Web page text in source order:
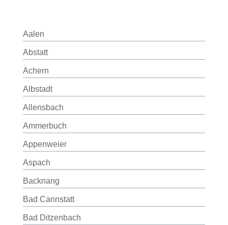
Aalen
Abstatt
Achern
Albstadt
Allensbach
Ammerbuch
Appenweier
Aspach
Backnang
Bad Cannstatt
Bad Ditzenbach